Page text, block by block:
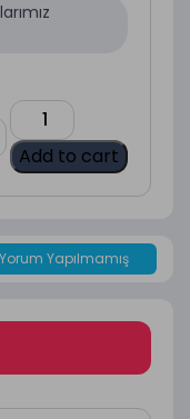
Add to cart
Yapılmamış